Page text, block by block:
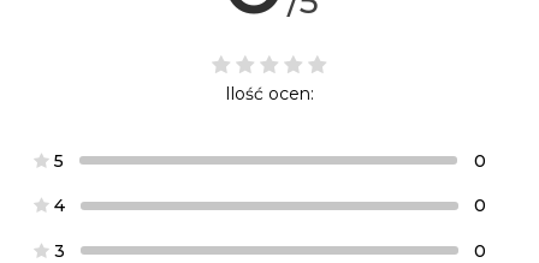
Ilość ocen:
5 0
4 0
3 0